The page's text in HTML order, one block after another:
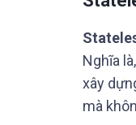
Nghĩa
xây
mà